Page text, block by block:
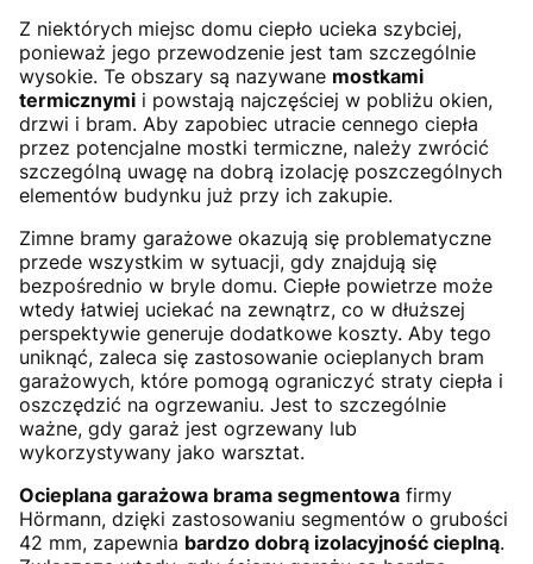
Z niektórych miejsc domu ciepło ucieka szybciej,
ponieważ jego przewodzenie jest tam szczególnie
wysokie. Te obszary są nazywane mostkami
termicznymi i powstają najczęściej w pobliżu okien,
drzwi i bram. Aby zapobiec utracie cennego ciepła
przez potencjalne mostki termiczne, należy zwrócić
szczególną uwagę na dobrą izolację poszczególnych
elementów budynku już przy ich zakupie.
Zimne bramy garażowe okazują się problematyczne
przede wszystkim w sytuacji, gdy znajdują się
bezpośrednio w bryle domu. Ciepłe powietrze może
wtedy łatwiej uciekać na zewnątrz, co w dłuższej
perspektywie generuje dodatkowe koszty. Aby tego
uniknąć, zaleca się zastosowanie ocieplanych bram
garażowych, które pomogą ograniczyć straty ciepła i
oszczędzić na ogrzewaniu. Jest to szczególnie
ważne, gdy garaż jest ogrzewany lub
wykorzystywany jako warsztat.
Ocieplana garażowa brama segmentowa firmy
Hörmann, dzięki zastosowaniu segmentów o grubości
42 mm, zapewnia bardzo dobrą izolacyjność cieplną.